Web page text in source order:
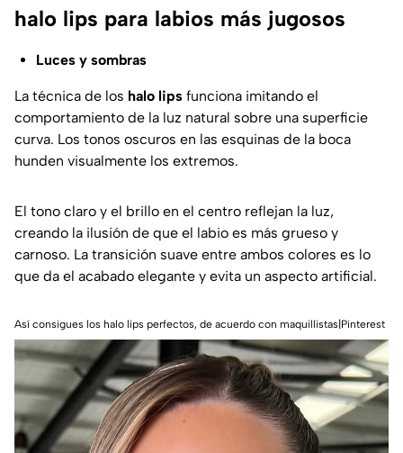
halo lips para labios más jugosos
Luces y sombras
La técnica de los halo lips funciona imitando el
comportamiento de la luz natural sobre una superficie
curva. Los tonos oscuros en las esquinas de la boca
hunden visualmente los extremos.
El tono claro y el brillo en el centro reflejan la luz,
creando la ilusión de que el labio es más grueso y
carnoso. La transición suave entre ambos colores es lo
que da el acabado elegante y evita un aspecto artificial.
Así consigues los halo lips perfectos, de acuerdo con maquillistas|Pinterest